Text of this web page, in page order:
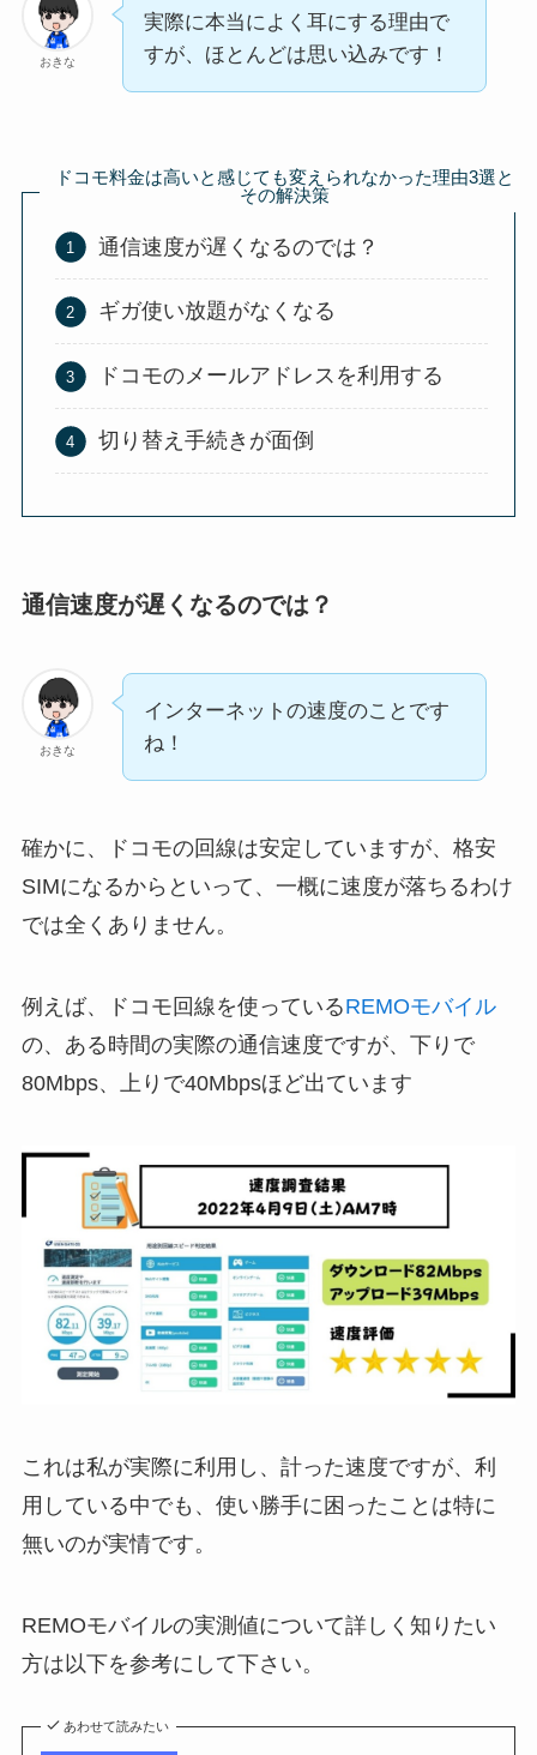
おきな
実際に本当によく耳にする理由で
すが、ほとんどは思い込みです！
ドコモ料金は高いと感じても変えられなかった理由3選と
その解決策
通信速度が遅くなるのでは？
ギガ使い放題がなくなる
ドコモのメールアドレスを利用する
切り替え手続きが面倒
通信速度が遅くなるのでは？
おきな
インターネットの速度のことです
ね！
確かに、ドコモの回線は安定していますが、格安
SIMになるからといって、一概に速度が落ちるわけ
では全くありません。
例えば、ドコモ回線を使っているREMOモバイル
の、ある時間の実際の通信速度ですが、下りで
80Mbps、上りで40Mbpsほど出ています
これは私が実際に利用し、計った速度ですが、利
用している中でも、使い勝手に困ったことは特に
無いのが実情です。
REMOモバイルの実測値について詳しく知りたい
方は以下を参考にして下さい。
あわせて読みたい